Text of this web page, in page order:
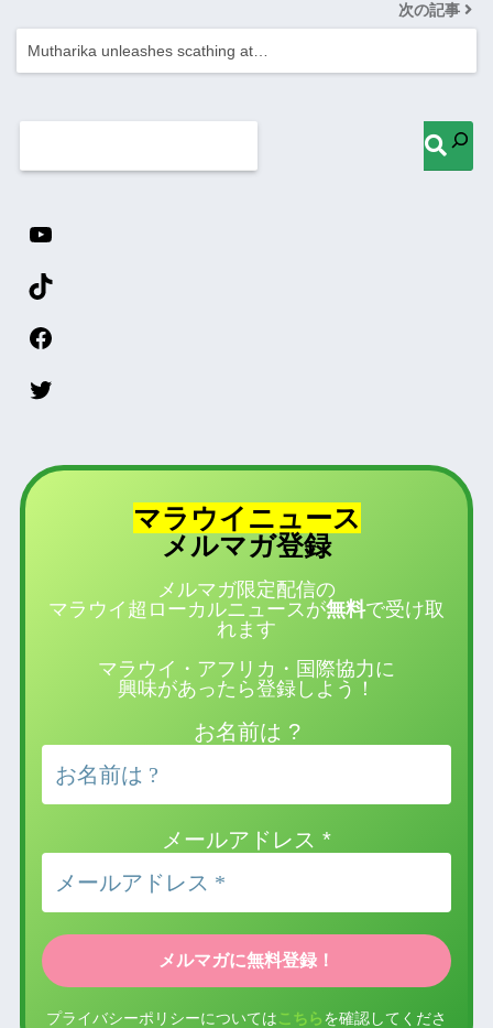
次の記事
Mutharika unleashes scathing at…
マラウイニュース
メルマガ登録
メルマガ限定配信の
マラウイ超ローカルニュースが無料で受け取
れます
マラウイ・アフリカ・国際協力に
興味があったら登録しよう！
お名前は ?
メールアドレス *
プライバシーポリシーについては こちら を確認してくださ